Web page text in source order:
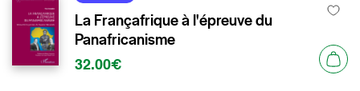
La Françafrique à l'épreuve du
Panafricanisme
32.00€